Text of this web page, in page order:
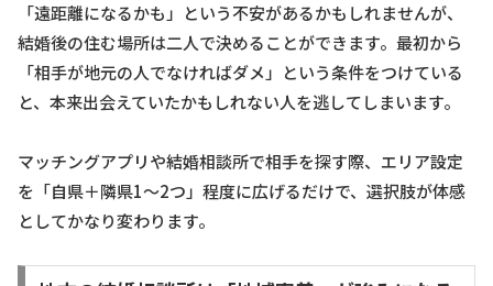
「遠距離になるかも」という不安があるかもしれませんが、
結婚後の住む場所は二人で決めることができます。最初から
「相手が地元の人でなければダメ」という条件をつけている
と、本来出会えていたかもしれない人を逃してしまいます。
マッチングアプリや結婚相談所で相手を探す際、エリア設定
を「自県＋隣県1〜2つ」程度に広げるだけで、選択肢が体感
としてかなり変わります。